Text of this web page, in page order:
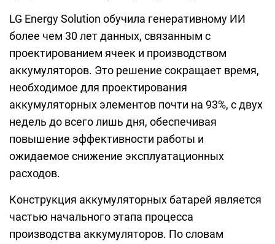
LG Energy Solution обучила генеративному ИИ
более чем 30 лет данных, связанным с
проектированием ячеек и производством
аккумуляторов. Это решение сокращает время,
необходимое для проектирования
аккумуляторных элементов почти на 93%, с двух
недель до всего лишь дня, обеспечивая
повышение эффективности работы и
ожидаемое снижение эксплуатационных
расходов.
Конструкция аккумуляторных батарей является
частью начального этапа процесса
производства аккумуляторов. По словам